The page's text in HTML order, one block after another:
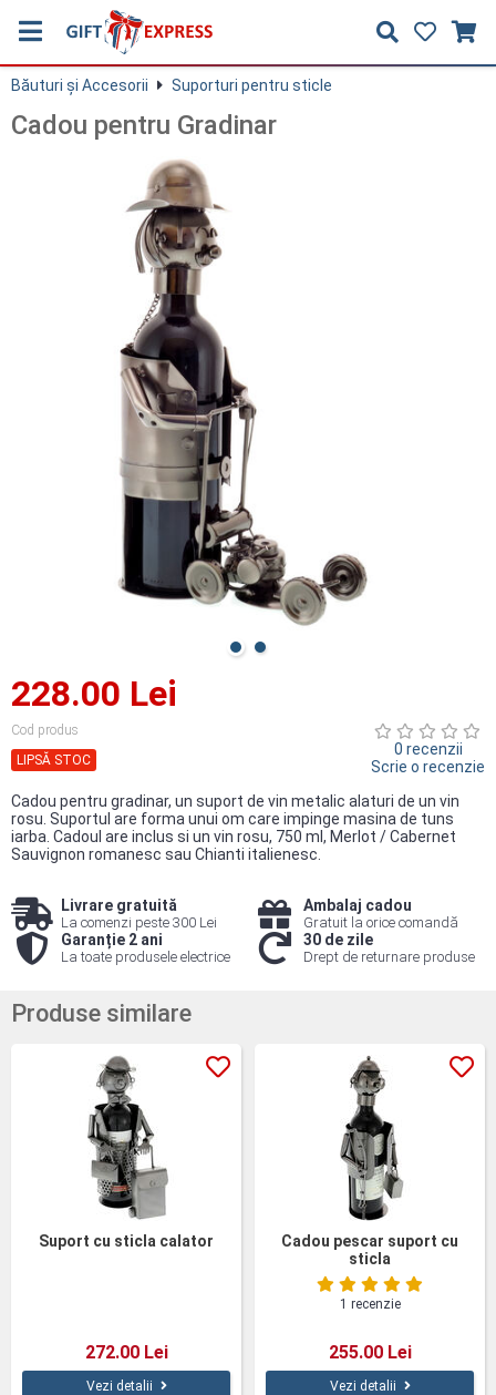
Băuturi și Accesorii Suporturi pentru sticle
Cadou pentru Gradinar
228.00 Lei
Cod produs
LIPSĂ STOC
0 recenzii
Scrie o recenzie
Cadou pentru gradinar, un suport de vin metalic alaturi de un vin
rosu. Suportul are forma unui om care impinge masina de tuns
iarba. Cadoul are inclus si un vin rosu, 750 ml, Merlot / Cabernet
Sauvignon romanesc sau Chianti italienesc.
Livrare gratuită
La comenzi peste 300 Lei
Ambalaj cadou
Gratuit la orice comandă
Garanție 2 ani
La toate produsele electrice
30 de zile
Drept de returnare produse
Produse similare
Suport cu sticla calator
272.00 Lei
Vezi detalii
Cadou pescar suport cu
sticla
1 recenzie
255.00 Lei
Vezi detalii